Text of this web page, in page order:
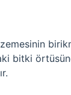
bitki